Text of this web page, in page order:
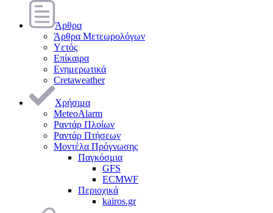
Άρθρα
Άρθρα Μετεωρολόγων
Υετός
Επίκαιρα
Ενημερωτικά
Cretaweather
Χρήσιμα
MeteoAlarm
Ραντάρ Πλοίων
Ραντάρ Πτήσεων
Μοντέλα Πρόγνωσης
Παγκόσμια
GFS
ECMWF
Περιοχικά
kairos.gr